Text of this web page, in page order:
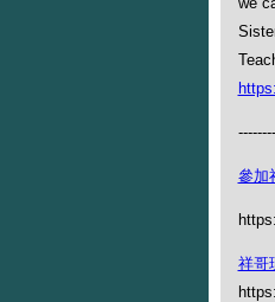
參加
祥哥